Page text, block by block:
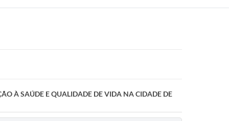
À SAÚDE E QUALIDADE DE VIDA NA CIDADE DE